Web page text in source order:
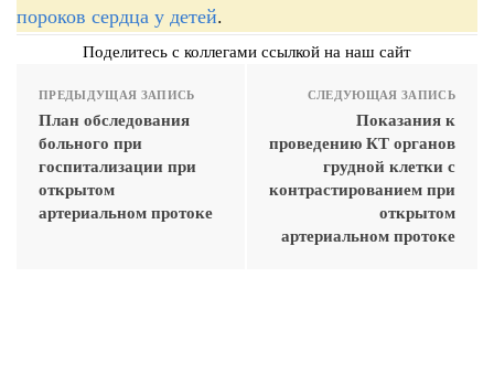
пороков сердца у детей.
Поделитесь с коллегами ссылкой на наш сайт
ПРЕДЫДУЩАЯ ЗАПИСЬ
План обследования
больного при
госпитализации при
открытом
артериальном протоке
СЛЕДУЮЩАЯ ЗАПИСЬ
Показания к
проведению КТ органов
грудной клетки с
контрастированием при
открытом
артериальном протоке